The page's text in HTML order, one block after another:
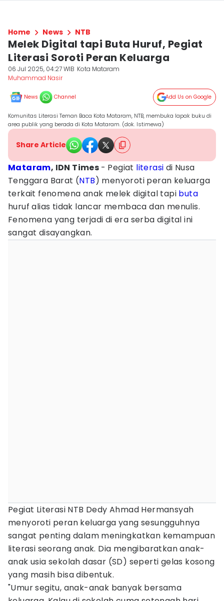
Home News NTB
Melek Digital tapi Buta Huruf, Pegiat
Literasi Soroti Peran Keluarga
06 Jul 2025, 04:27 WIB Kota Mataram
Muhammad Nasir
News Channel Add Us on Google
Komunitas Literasi Teman Baca Kota Mataram, NTB, membuka lapak buku di
area publik yang berada di Kota Mataram. (dok. Istimewa)
Share Article
Mataram, IDN Times - Pegiat literasi di Nusa
Tenggara Barat (NTB) menyoroti peran keluarga
terkait fenomena anak melek digital tapi buta
huruf alias tidak lancar membaca dan menulis.
Fenomena yang terjadi di era serba digital ini
sangat disayangkan.
Pegiat Literasi NTB Dedy Ahmad Hermansyah
menyoroti peran keluarga yang sesungguhnya
sangat penting dalam meningkatkan kemampuan
literasi seorang anak. Dia mengibaratkan anak-
anak usia sekolah dasar (SD) seperti gelas kosong
yang masih bisa dibentuk.
"Umur segitu, anak-anak banyak bersama